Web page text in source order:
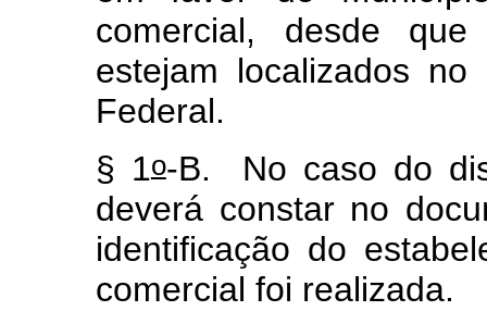
comercial, desde que
estejam localizados
Federal.
§ 1o-B. No caso do
deverá constar no
identificação do
comercial foi realizada.